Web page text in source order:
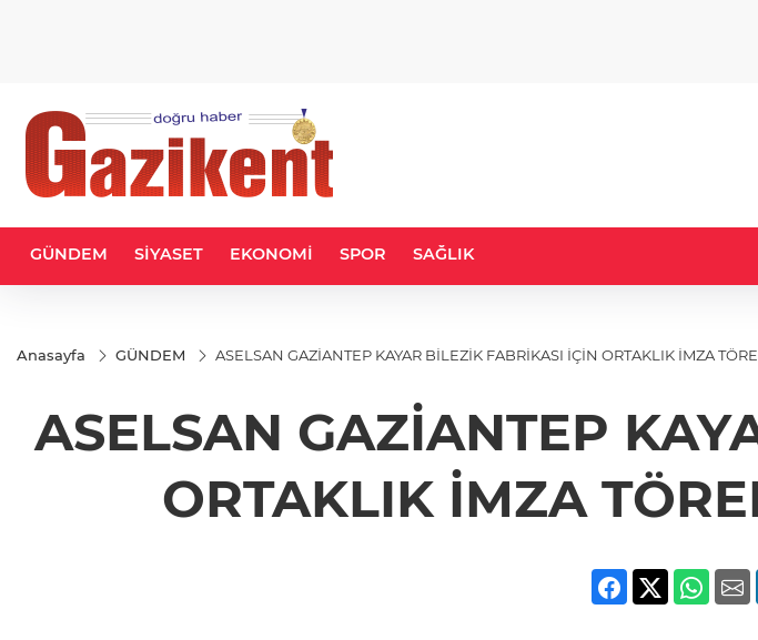
GÜNDEM SİYASET EKONOMİ SPOR SAĞLIK
Anasayfa GÜNDEM ASELSAN GAZİANTEP KAYAR BİLEZİK FABRİKASI İÇİN ORTAKLIK İMZA
ASELSAN GAZİANTEP
ORTAKLIK İMZA